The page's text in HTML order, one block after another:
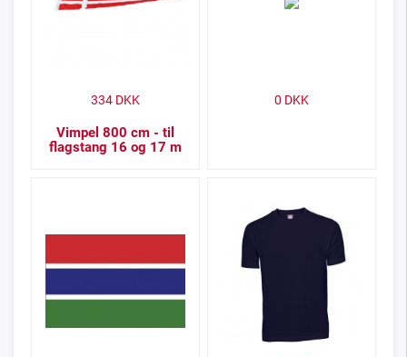
Vimpel 800 cm - til
flagstang 16 og 17 m
334DKK 0 DKK